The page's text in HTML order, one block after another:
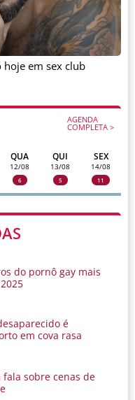
AGENDA
COMPLETA >
QUA
12/08
6
QUI
13/08
5
SEX
14/08
11
do pornô gay mais
é
em cova rasa
fala sobre cenas de
hoje em sex club